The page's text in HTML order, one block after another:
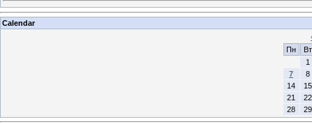
Calendar
Пн
Вт
1
7
8
14
15
21
22
28
29